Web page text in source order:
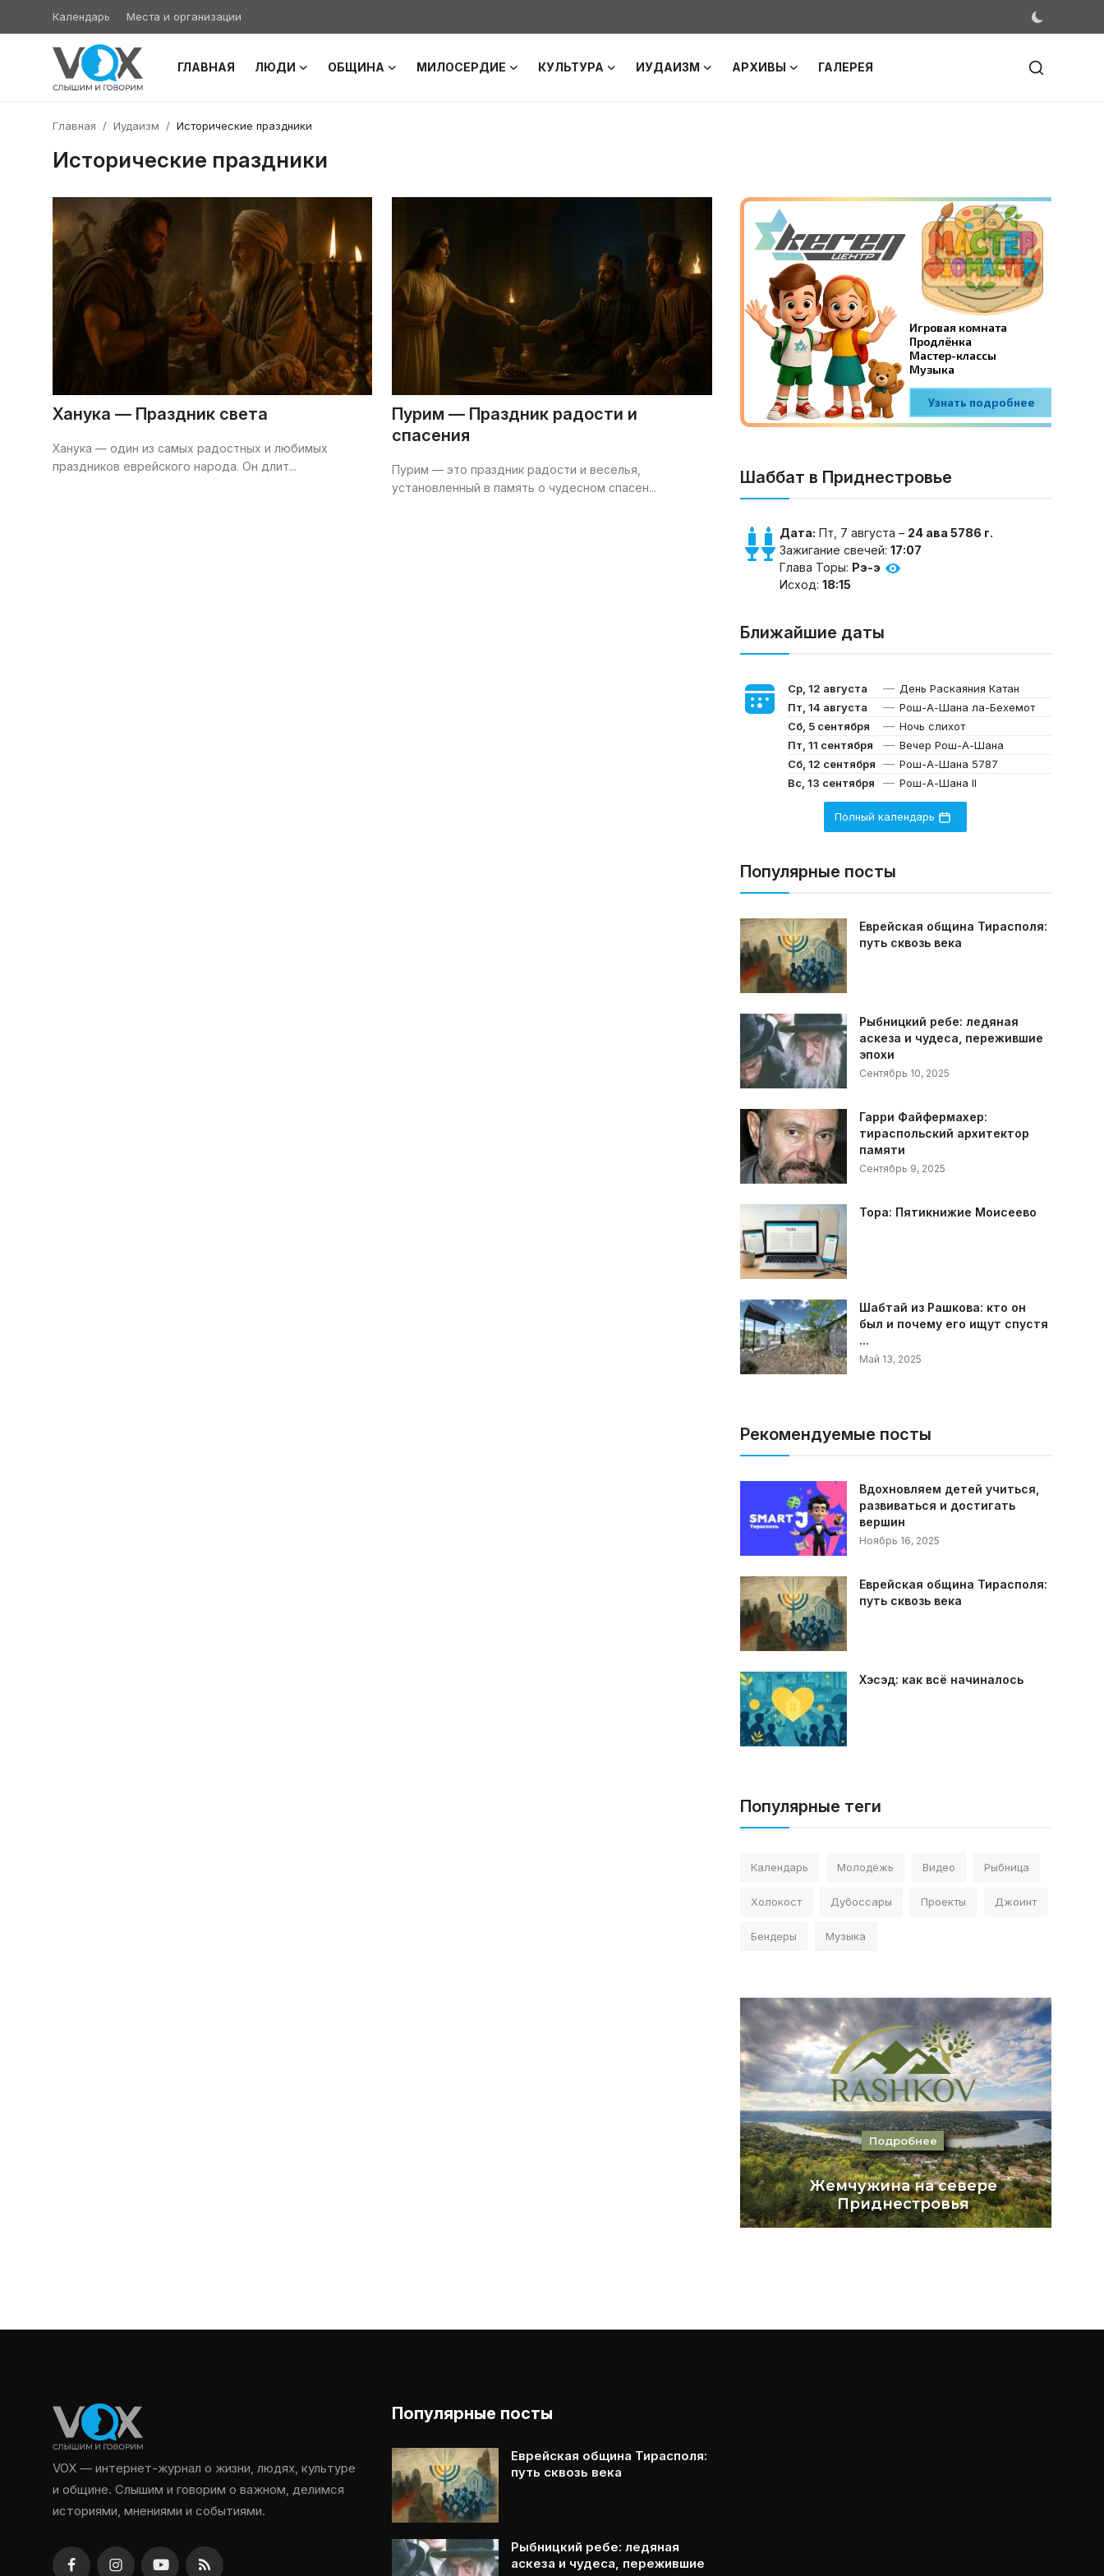
Календарь Места и организации
ГЛАВНАЯ ЛЮДИ ОБЩИНА МИЛОСЕРДИЕ КУЛЬТУРА ИУДАИЗМ АРХИВЫ ГАЛЕРЕЯ
Милосердие
Культура
Иудаизм
Архивы
Места и организации
Главная Иудаизм Исторические праздники
Исторические праздники
Ханука — Праздник света
Ханука — один из самых радостных и любимых
праздников еврейского народа. Он длит...
Пурим — Праздник радости и
спасения
Пурим — это праздник радости и веселья,
установленный в память о чудесном спасен...
Шаббат в Приднестровье
Дата: Пт, 7 августа – 24 ава 5786 г.
Зажигание свечей: 17:07
Глава Торы: Рэ-э
Исход: 18:15
Ближайшие даты
Ср, 12 августа — День Раскаяния Катан
Пт, 14 августа
— Рош-А-Шана ла-Бехемот
Сб, 5 сентября
— Ночь слихот
Пт, 11 сентября
— Вечер Рош-А-Шана
Сб, 12 сентября
— Рош-А-Шана 5787
Вс, 13 сентября
— Рош-А-Шана II
Полный календарь
Популярные посты
Еврейская община Тирасполя:
путь сквозь века
Рыбницкий ребе: ледяная
аскеза и чудеса, пережившие
эпохи
Сентябрь 10, 2025
Гарри Файфермахер:
тираспольский архитектор
памяти
Сентябрь 9, 2025
Тора: Пятикнижие Моисеево
Шабтай из Рашкова: кто он
был и почему его ищут спустя
...
Май 13, 2025
Рекомендуемые посты
Вдохновляем детей учиться,
развиваться и достигать
вершин
Ноябрь 16, 2025
Еврейская община Тирасполя:
путь сквозь века
Хэсэд: как всё начиналось
Популярные теги
Календарь Молодёжь Видео Рыбница
Холокост Дубоссары Проекты Джоинт
Бендеры Музыка
VOX — интернет-журнал о жизни, людях, культуре
и общине. Слышим и говорим о важном, делимся
историями, мнениями и событиями.
Популярные посты
Еврейская община Тирасполя:
путь сквозь века
Рыбницкий ребе: ледяная
аскеза и чудеса, пережившие